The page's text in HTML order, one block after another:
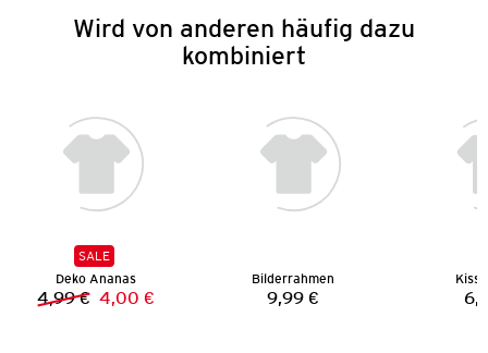
Wird von anderen häufig dazu
kombiniert
SALE
Deko Ananas
Vorheriger Preis:
4,99 € Neuer Preis:
4,00 €
Bilderrahmen
Preis:
9,99 €